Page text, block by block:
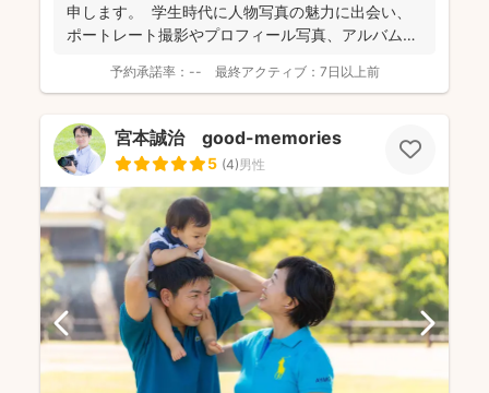
申します。 学生時代に人物写真の魅力に出会い、
ポートレート撮影やプロフィール写真、アルバム
予約承諾率： -- 最終アクティブ： 7日以上前
宮本誠治 good-memories
5 (4)男性